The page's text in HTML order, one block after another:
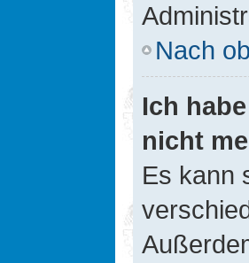
Nach
Ich
nicht
Es kann